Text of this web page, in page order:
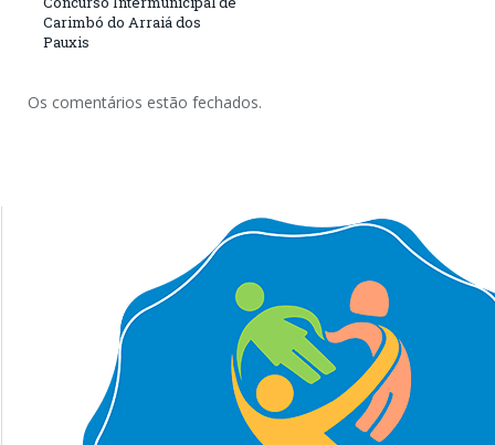
Carimbó do Arraiá dos
Pauxis
Os comentários estão fechados.